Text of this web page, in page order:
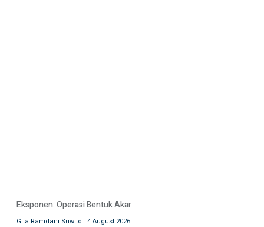
Eksponen: Operasi Bentuk Akar
Gita Ramdani Suwito 4 August 2026